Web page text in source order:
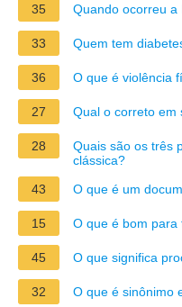
35 Quando ocorreu a
33 Quem tem
36 O que é violência
27 Qual o correto em
28
Quais são os três
clássica?
43
O que é um
15 O que é bom para
45 O que significa
32 O que é sinônimo